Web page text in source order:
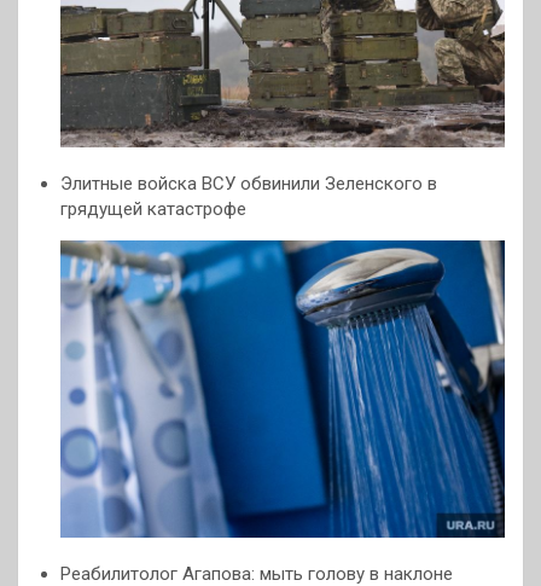
Элитные войска ВСУ обвинили Зеленского в
грядущей катастрофе
Реабилитолог Агапова: мыть голову в наклоне